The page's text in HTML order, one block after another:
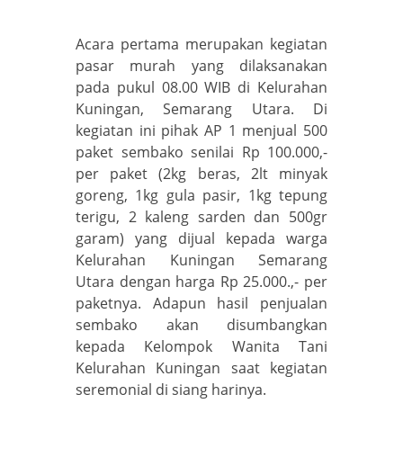
Acara pertama merupakan kegiatan
pasar murah yang dilaksanakan
pada pukul 08.00 WIB di Kelurahan
Kuningan, Semarang Utara. Di
kegiatan ini pihak AP 1 menjual 500
paket sembako senilai Rp 100.000,-
per paket (2kg beras, 2lt minyak
goreng, 1kg gula pasir, 1kg tepung
terigu, 2 kaleng sarden dan 500gr
garam) yang dijual kepada warga
Kelurahan Kuningan Semarang
Utara dengan harga Rp 25.000.,- per
paketnya. Adapun hasil penjualan
sembako akan disumbangkan
kepada Kelompok Wanita Tani
Kelurahan Kuningan saat kegiatan
seremonial di siang harinya.